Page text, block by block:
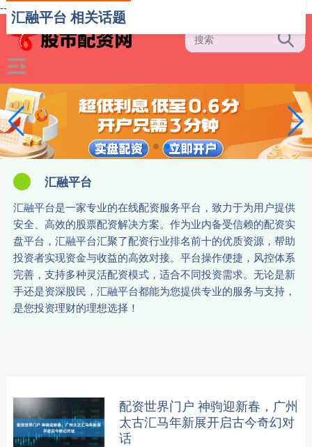
-->
汇融平台
汇融平台是一家专业的在线配资服务平台，致力于为用户提供
安全、高效的股票配资解决方案。作为业内备受信赖的配资实
盘平台，汇融平台汇聚了配资行业排名前十的优质资源，帮助
投资者实现资金与收益的高效对接。平台操作便捷，风控体系
完善，支持多种灵活配资模式，适合不同投资需求。无论是新
手还是资深股民，汇融平台都能为您提供专业的服务与支持，
是您投资理财的理想选择！
汇融平台 相关话题
配资世界门户 神驹迎新春，广州
太古汇马年新展开启古今奇幻对
话